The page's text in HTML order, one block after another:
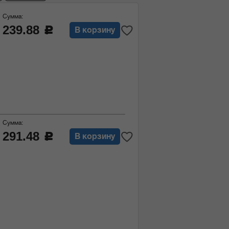
Сумма:
239.88 c В корзину
Сумма:
291.48 c В корзину